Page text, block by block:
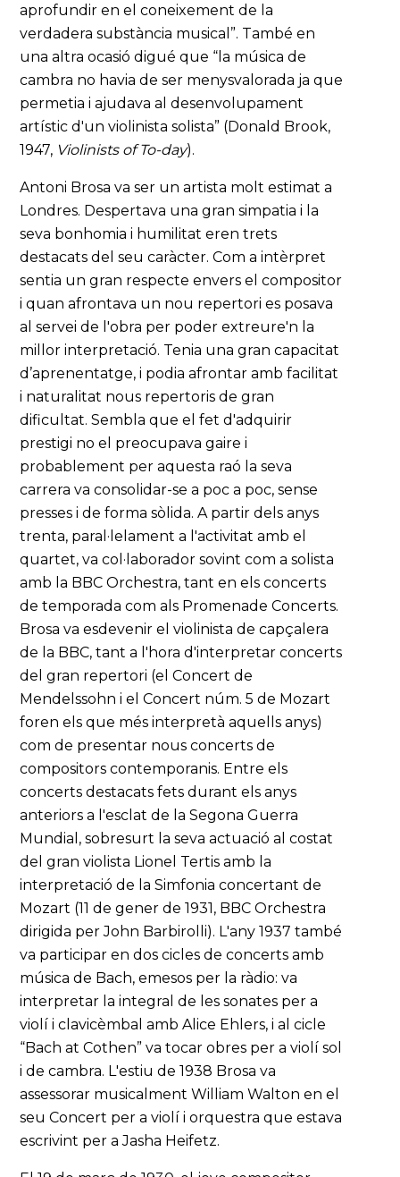
aprofundir en el coneixement de la
verdadera substància musical”. També en
una altra ocasió digué que “la música de
cambra no havia de ser menysvalorada ja que
permetia i ajudava al desenvolupament
artístic d'un violinista solista” (Donald Brook,
1947, Violinists of To-day).
Antoni Brosa va ser un artista molt estimat a
Londres. Despertava una gran simpatia i la
seva bonhomia i humilitat eren trets
destacats del seu caràcter. Com a intèrpret
sentia un gran respecte envers el compositor
i quan afrontava un nou repertori es posava
al servei de l'obra per poder extreure'n la
millor interpretació. Tenia una gran capacitat
d’aprenentatge, i podia afrontar amb facilitat
i naturalitat nous repertoris de gran
dificultat. Sembla que el fet d'adquirir
prestigi no el preocupava gaire i
probablement per aquesta raó la seva
carrera va consolidar-se a poc a poc, sense
presses i de forma sòlida. A partir dels anys
trenta, paral·lelament a l'activitat amb el
quartet, va col·laborador sovint com a solista
amb la BBC Orchestra, tant en els concerts
de temporada com als Promenade Concerts.
Brosa va esdevenir el violinista de capçalera
de la BBC, tant a l'hora d'interpretar concerts
del gran repertori (el Concert de
Mendelssohn i el Concert núm. 5 de Mozart
foren els que més interpretà aquells anys)
com de presentar nous concerts de
compositors contemporanis. Entre els
concerts destacats fets durant els anys
anteriors a l'esclat de la Segona Guerra
Mundial, sobresurt la seva actuació al costat
del gran violista Lionel Tertis amb la
interpretació de la Simfonia concertant de
Mozart (11 de gener de 1931, BBC Orchestra
dirigida per John Barbirolli). L'any 1937 també
va participar en dos cicles de concerts amb
música de Bach, emesos per la ràdio: va
interpretar la integral de les sonates per a
violí i clavicèmbal amb Alice Ehlers, i al cicle
“Bach at Cothen” va tocar obres per a violí sol
i de cambra. L'estiu de 1938 Brosa va
assessorar musicalment William Walton en el
seu Concert per a violí i orquestra que estava
escrivint per a Jasha Heifetz.